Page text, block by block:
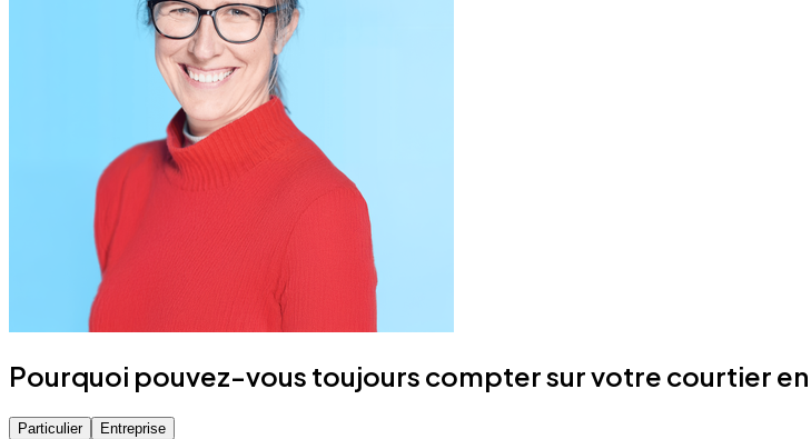
Pourquoi pouvez-vous toujours compter sur votre courtier
Particulier Entreprise